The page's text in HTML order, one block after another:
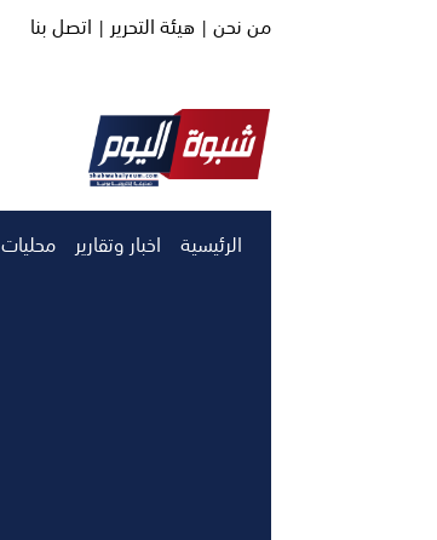
من نحن | هيئة التحرير | اتصل بنا
الرئيسية اخبار وتقارير محليات